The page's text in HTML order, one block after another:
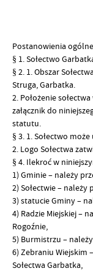
Postanowienia ogólne
§ 1. Sołectwo
§ 2. 1. Obszar
Struga, Garbatka.
2. Położenie
załącznik do
statutu.
§ 3. 1. Sołectwo
2. Logo Sołectwa
§ 4. Ilekroć w
1) Gminie – należy
2) Sołectwie – należy
3) statucie Gminy –
4) Radzie Miejskiej –
Rogoźnie,
5) Burmistrzu –
6) Zebraniu Wiejskim
Sołectwa Garbatka,